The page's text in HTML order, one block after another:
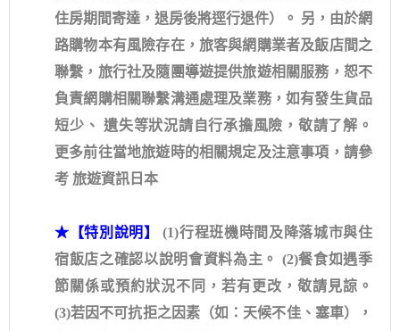
住房期間寄達，退房後將逕行退件）。 另，由於網
路購物本有風險存在，旅客與網購業者及飯店間之
聯繫，旅行社及隨團導遊提供旅遊相關服務，恕不
負責網購相關聯繫溝通處理及業務，如有發生貨品
短少、 遺失等狀況請自行承擔風險，敬請了解。
更多前往當地旅遊時的相關規定及注意事項，請參
考 旅遊資訊日本
★【特別說明】
(1)行程班機時間及降落城市與住
宿飯店之確認以說明會資料為主。 (2)餐食如遇季
節關係或預約狀況不同，若有更改，敬請見諒。
(3)若因不可抗拒之因素（如：天候不佳、塞車），